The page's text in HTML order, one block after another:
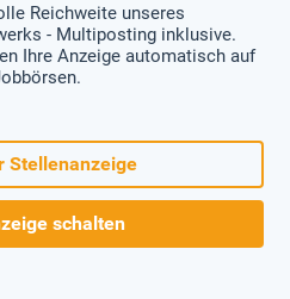
Reichweite unseres
- Multiposting inklusive.
Ihre Anzeige automatisch auf
Stellenanzeige
schalten